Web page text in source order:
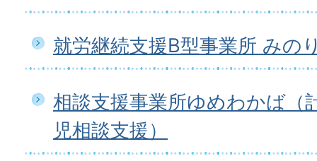
就労継続支援B型事業所 みの
相談支援事業所ゆめわかば（
児相談支援）